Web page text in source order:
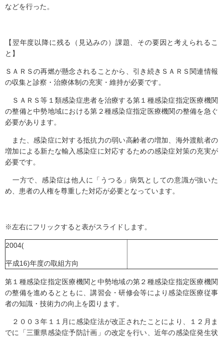
などを行った。
【翌年度以降に残る（見込みの）課題、その要因と考えられるこ
と】
ＳＡＲＳの再燃が懸念されることから、引き続きＳＡＲＳ関連情報
の収集と診察・治療体制の充実・維持が必要です。
ＳＡＲＳ等１類感染症患者を治療する第１種感染症指定医療機関
の整備と中勢地域における第２種感染症指定医療機関の整備を急ぐ
必要があります。
また、感染症に対する抵抗力の弱い高齢者の増加、海外渡航者の
増加による新たな輸入感染症に対応するための感染症対策の充実が
必要です。
一方で、感染症は他人に「うつる」病気としての意識が強いた
め、患者の人権を尊重した対応が必要となっています。
※左右にフリックすると表がスライドします。
2004(
平成16)年度の取組方向
第１種感染症指定医療機関と中勢地域の第２種感染症指定医療機関
の整備を進めるとともに、講習会・研修会等により感染症医療従事
者の知識・技術力の向上を図ります。
２００３年１１月に感染症法が改正されたことにより、１２月ま
でに「三重県感染症予防計画」の改定を行い、近年の感染症発生状